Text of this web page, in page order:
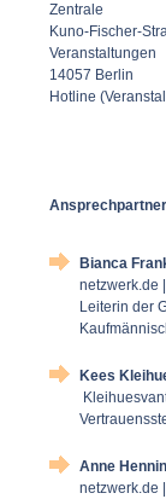
Zentrale
Kuno-
Veranstaltungen
14057
Hotline
Fax:
E-
Bianca
netzwerk.de
Leiterin
Kees
Anne
netzwerk.de